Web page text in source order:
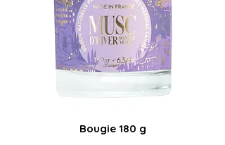
Bougie 180 g